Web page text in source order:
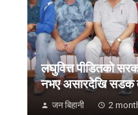
लघुवित्त पीडितको
नभए असारदेखि सडक
जन बिहानी 2